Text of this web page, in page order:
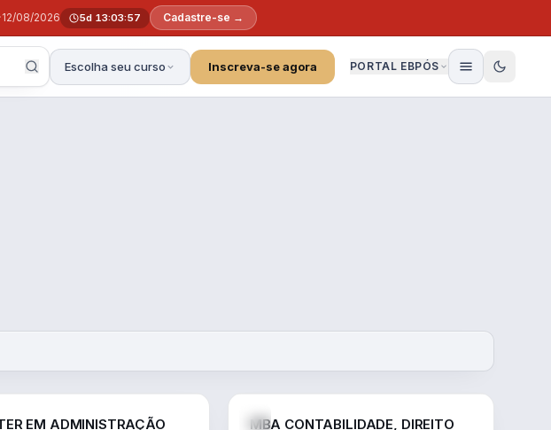
·12/08/2026 5d 13:03:56 Cadastre-se →
Escolha seu curso Inscreva-se agora PORTAL EBPÓS
EM ADMINISTRAÇÃO
MBA CONTABILIDADE, DIREITO